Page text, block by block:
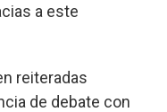
a este
reiteradas
de debate con